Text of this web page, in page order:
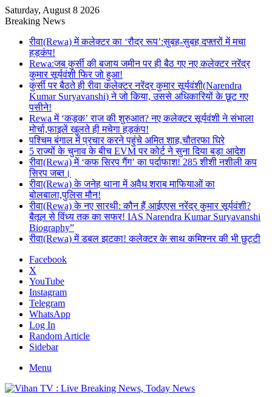
Saturday, August 8 2026
Breaking News
रीवा(Rewa) में कलेक्टर का ‘रौद्र रूप’:सुबह-सुबह दफ्तरों में मचा
हड़कंप!
Rewa:जब कुर्सी की बजाय जमीन पर ही बैठ गए नए कलेक्टर नरेंद्र
कुमार सूर्यवंशी फिर जो हुआ!
कुर्सी पर बैठते ही रीवा कलेक्टर नरेंद्र कुमार सूर्यवंशी(Narendra
Kumar Suryavanshi) ने जो किया, उससे अधिकारियों के छूट गए
पसीने!
Rewa में ‘कड़क’ राज की शुरुआत? नए कलेक्टर सूर्यवंशी ने संभाला
मोर्चा,फाइलें खुलते ही मचेगा हड़कंप!
पश्चिम बंगाल में प्रचार करने पहुंचे अमित शाह,चौतरफा घिरे
5 राज्यों के चुनाव के बीच EVM पर कोर्ट ने सुना दिया बड़ा आदेश
रीवा(Rewa) में ‘कफ सिरप गैंग’ का पर्दाफाश! 285 शीशी नशीली कप
सिरप जब्त।
रीवा(Rewa) के जनेह थाना में अवैध शराब माफियाओं का
बोलबाला,पुलिस मौन!
रीवा(Rewa) के नए सारथी: कौन हैं आईएएस नरेंद्र कुमार सूर्यवंशी?
बैतूल से विंध्य तक का सफर! IAS Narendra Kumar Suryavanshi
Biography”
रीवा(Rewa) में डबल झटका! कलेक्टर के साथ कमिश्नर की भी छुट्टी
Facebook
X
YouTube
Instagram
Telegram
WhatsApp
Log In
Random Article
Sidebar
Menu